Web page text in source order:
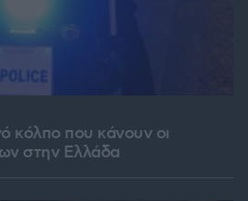
κόλπο που κάνουν οι
στην Ελλάδα